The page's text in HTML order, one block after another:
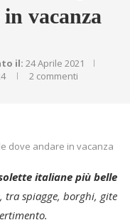
vacanza
il: 24 Aprile 2021
2 commenti
dove andare in vacanza
italiane più belle
tra spiagge, borghi, gite